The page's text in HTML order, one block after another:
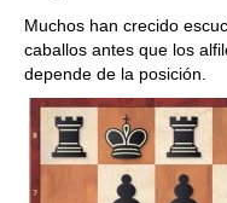
Muchos han crecido
caballos antes que los
depende de la posición.